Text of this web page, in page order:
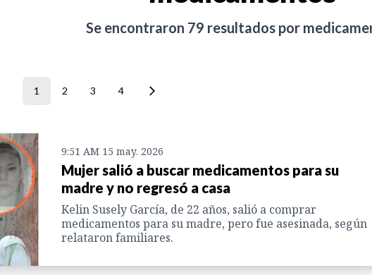
Se encontraron 79 resultados por
1 2 3 4
9:51 AM 15 may. 2026
Mujer salió a buscar medicamentos para su
madre y no regresó a casa
Kelin Susely García, de 22 años, salió a comprar
medicamentos para su madre, pero fue asesinada, según
relataron familiares.